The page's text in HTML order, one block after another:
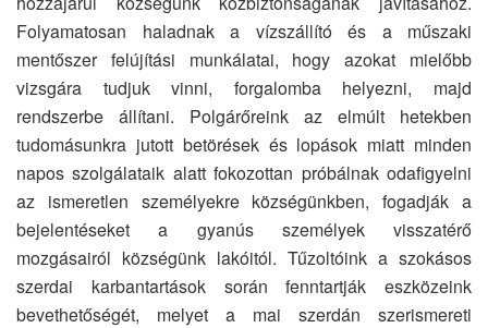
Folyamatosan haladnak a vízszállító és a műszaki
mentőszer felújítási munkálatai, hogy azokat mielőbb
vizsgára tudjuk vinni, forgalomba helyezni, majd
rendszerbe állítani. Polgárőreink az elmúlt hetekben
tudomásunkra jutott betörések és lopások miatt minden
napos szolgálataik alatt fokozottan próbálnak odafigyelni
az ismeretlen személyekre községünkben, fogadják a
bejelentéseket a gyanús személyek visszatérő
mozgásairól községünk lakóitól. Tűzoltóink a szokásos
szerdai karbantartások során fenntartják eszközeink
bevethetőségét, melyet a mai szerdán szerismereti